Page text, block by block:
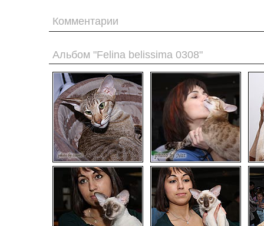
Комментарии
Альбом "Felina belissima 0308"